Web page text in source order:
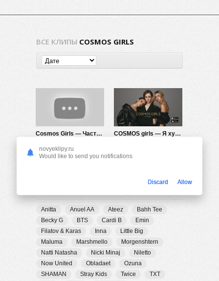
ВСЕ КЛИПЫ COSMOS GIRLS
Cosmos Girls — Частоты
COSMOS girls — Я худею
Anitta Anuel AA Ateez
Bahh Tee
Becky G
BTS Cardi B
Emin
Filatov & Karas
Inna
Little Big
Maluma
Marshmello
Morgenshtern
Natti Natasha
Nicki Minaj
Niletto
Now United
Obladaet
Ozuna
SHAMAN
Stray Kids Twice
TXT
novyeklipy.ru
Would like to send you notifications
Discard Allow